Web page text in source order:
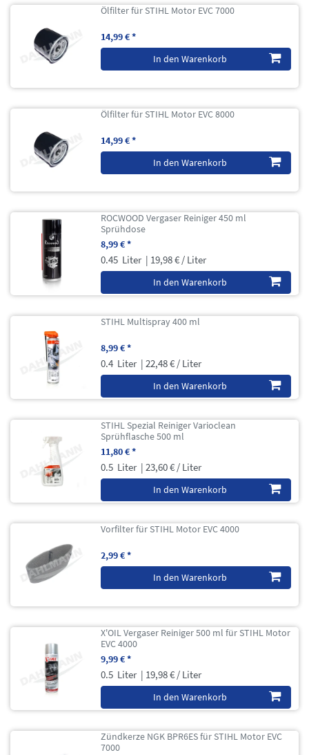
Ölfilter für STIHL Motor EVC 7000
14,99 € *
In den Warenkorb
Ölfilter für STIHL Motor EVC 8000
14,99 € *
In den Warenkorb
ROCWOOD Vergaser Reiniger 450 ml
Sprühdose
8,99 € *
0.45 Liter | 19,98 € / Liter
In den Warenkorb
STIHL Multispray 400 ml
8,99 € *
0.4 Liter | 22,48 € / Liter
In den Warenkorb
STIHL Spezial Reiniger Varioclean
Sprühflasche 500 ml
11,80 € *
0.5 Liter | 23,60 € / Liter
In den Warenkorb
Vorfilter für STIHL Motor EVC 4000
2,99 € *
In den Warenkorb
X'OIL Vergaser Reiniger 500 ml für STIHL Motor
EVC 4000
9,99 € *
0.5 Liter | 19,98 € / Liter
In den Warenkorb
Zündkerze NGK BPR6ES für STIHL Motor EVC
7000